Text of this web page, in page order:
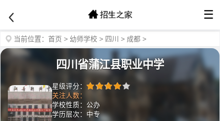
☰
当前位置： 首页 > 幼师学校 > 四川 > 成都 >
四川省蒲江县职业中学
星级评分：
关注人数：
学校性质：公办
学历层次：中专